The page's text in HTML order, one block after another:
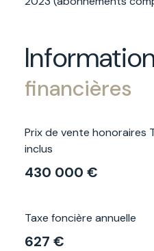
financières
Prix de vente honoraires
inclus
430 000 €
Taxe foncière annuelle
627 €